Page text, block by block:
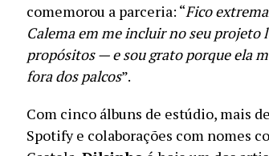
comemorou a parceria: “Fico
Calema em me incluir no seu projeto
propósitos — e sou grato porque ela
fora dos palcos”.
Com cinco álbuns de estúdio, mais
Spotify e colaborações com nomes